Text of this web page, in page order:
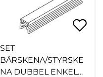
SET
BÄRSKENA/STYRSKE
NA DUBBEL ENKEL